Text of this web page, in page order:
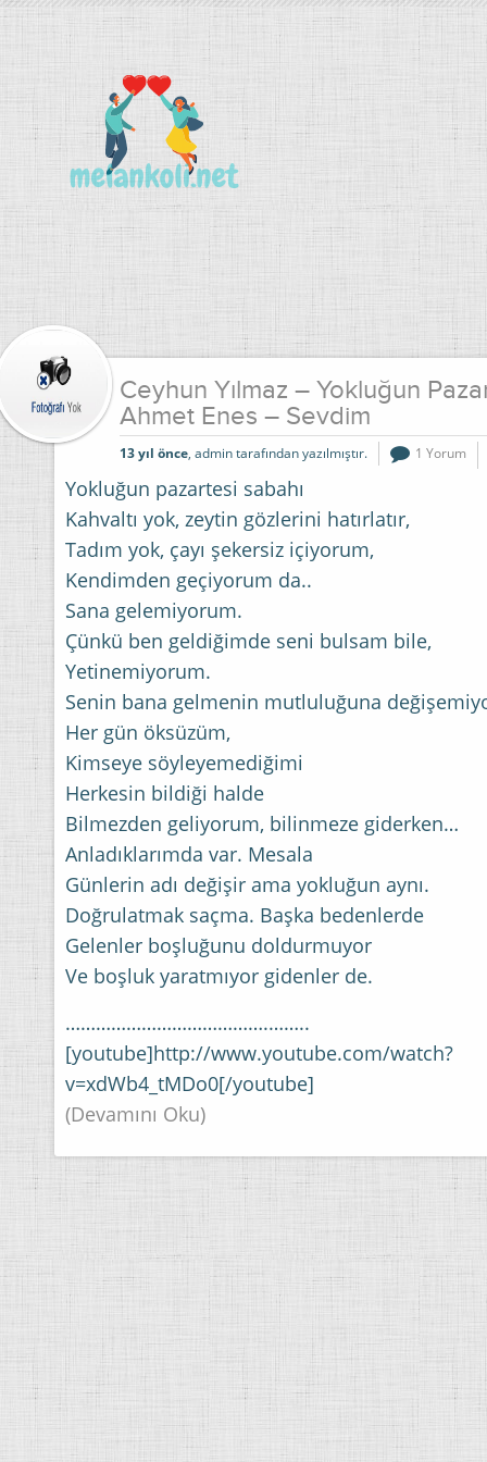
Ceyhun Yılmaz – Yokluğun
Ahmet Enes – Sevdim
13 yıl önce, admin tarafından yazılmıştır. 1 Yorum
Yokluğun pazartesi sabahı
Kahvaltı yok, zeytin gözlerini hatırlatır,
Tadım yok, çayı şekersiz içiyorum,
Kendimden geçiyorum da..
Sana gelemiyorum.
Çünkü ben geldiğimde seni bulsam bile,
Yetinemiyorum.
Senin bana gelmenin mutluluğuna
Her gün öksüzüm,
Kimseye söyleyemediğimi
Herkesin bildiği halde
Bilmezden geliyorum, bilinmeze giderken…
Anladıklarımda var. Mesala
Günlerin adı değişir ama yokluğun aynı.
Doğrulatmak saçma. Başka bedenlerde
Gelenler boşluğunu doldurmuyor
Ve boşluk yaratmıyor gidenler de.
………………………………….­……..
[youtube]http://www.youtube.com/watch?
v=xdWb4_tMDo0[/youtube]
(Devamını Oku)